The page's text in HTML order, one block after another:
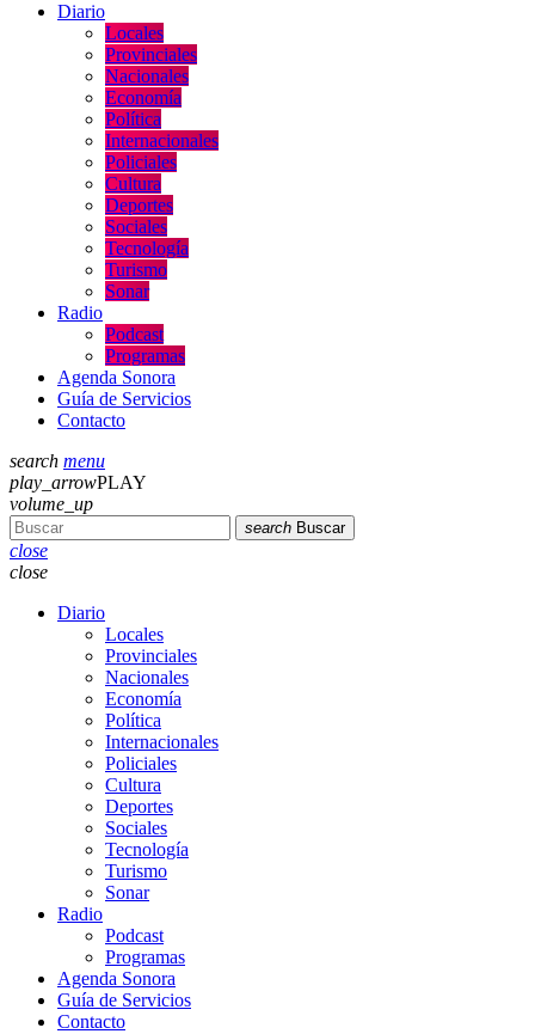
Diario
Locales
Provinciales
Nacionales
Economía
Política
Internacionales
Policiales
Cultura
Deportes
Sociales
Tecnología
Turismo
Sonar
Radio
Podcast
Programas
Agenda Sonora
Guía de Servicios
Contacto
search menu
play_arrowPLAY
volume_up
search Buscar
close
close
Diario
Locales
Provinciales
Nacionales
Economía
Política
Internacionales
Policiales
Cultura
Deportes
Sociales
Tecnología
Turismo
Sonar
Radio
Podcast
Programas
Agenda Sonora
Guía de Servicios
Contacto